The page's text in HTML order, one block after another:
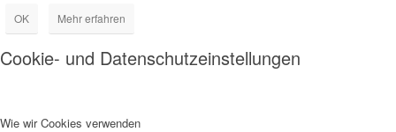
OK Mehr erfahren
Cookie- und Datenschutzeinstellungen
Wie wir Cookies verwenden